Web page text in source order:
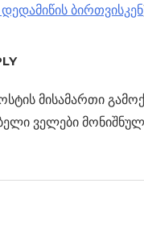
ბირთვისკენ
მისამართი
ველები